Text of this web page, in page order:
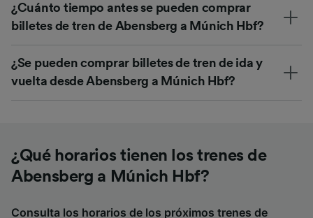
¿Cuánto tiempo antes se pueden comprar
billetes de tren de Abensberg a Múnich Hbf?
¿Se pueden comprar billetes de tren de ida y
vuelta desde Abensberg a Múnich Hbf?
¿Qué horarios tienen los trenes de
Abensberg a Múnich Hbf?
Consulta los horarios de los próximos trenes de